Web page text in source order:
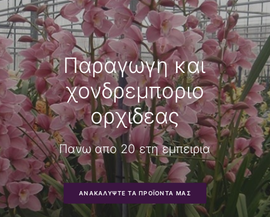
ΣΥΜΒΟΥΛΕΣ
BLOG
SEARCH
CART
ΕΠΙΚΟΙΝΩΝΊΑ
WEGLOT SWITCHER